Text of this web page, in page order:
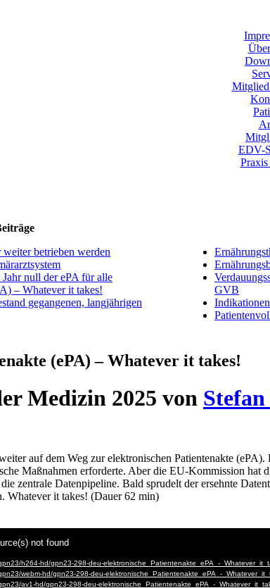
EDV-
betrieben werden
null der ePA für alle
– Whatever it takes!
gegangenen, langjährigen
GVB
(ePA) – Whatever it takes!
Medizin 2025 von
auf dem Weg zur elektronischen Patientenakte
Maßnahmen erforderte. Aber die EU-Kommission hat
zentrale Datenpipeline. Bald sprudelt der ersehnte
Whatever it takes! (Dauer 62 min)